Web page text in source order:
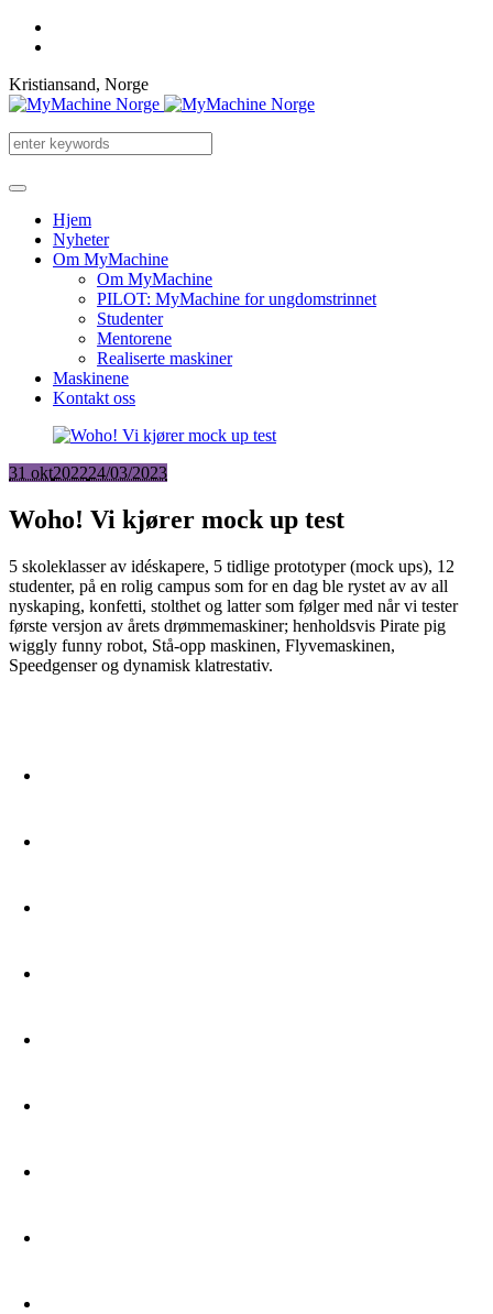
Kristiansand, Norge
Hjem
Nyheter
Om MyMachine
Om MyMachine
PILOT: MyMachine for ungdomstrinnet
Studenter
Mentorene
Realiserte maskiner
Maskinene
Kontakt oss
31 okt202224/03/2023
Woho! Vi kjører mock up test
5 skoleklasser av idéskapere, 5 tidlige prototyper (mock ups), 12
studenter, på en rolig campus som for en dag ble rystet av av all
nyskaping, konfetti, stolthet og latter som følger med når vi tester
første versjon av årets drømmemaskiner; henholdsvis Pirate pig
wiggly funny robot, Stå-opp maskinen, Flyvemaskinen,
Speedgenser og dynamisk klatrestativ.